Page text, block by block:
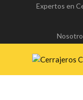
Expertos en